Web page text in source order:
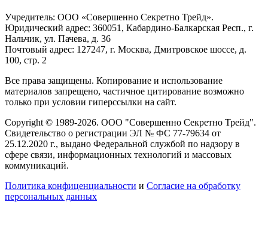
Учредитель: ООО «Совершенно Секретно Трейд».
Юридический адрес: 360051, Кабардино-Балкарская Респ., г.
Нальчик, ул. Пачева, д. 36
Почтовый адрес: 127247, г. Москва, Дмитровское шоссе, д.
100, стр. 2
Все права защищены. Копирование и использование
материалов запрещено, частичное цитирование возможно
только при условии гиперссылки на сайт.
Copyright © 1989-2026. ООО "Совершенно Секретно Трейд".
Свидетельство о регистрации ЭЛ № ФС 77-79634 от
25.12.2020 г., выдано Федеральной службой по надзору в
сфере связи, информационных технологий и массовых
коммуникаций.
Политика конфиценциальности и Согласие на обработку
персональных данных